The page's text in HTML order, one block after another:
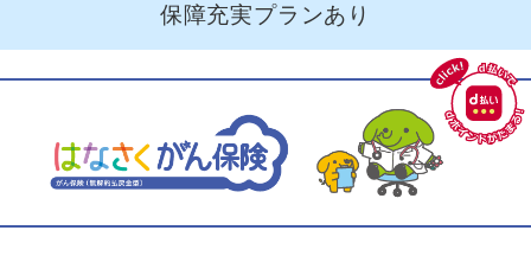
保障充実プランあり